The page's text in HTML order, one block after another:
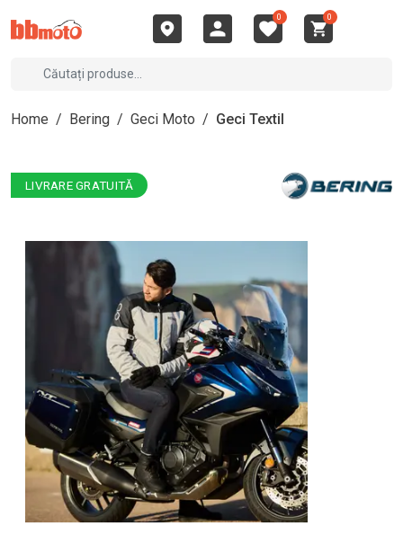
0 0
Home / Bering / Geci Moto / Geci Textil
LIVRARE GRATUITĂ